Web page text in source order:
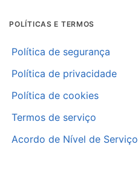
POLÍTICAS E TERMOS
Política de segurança
Política de privacidade
Política de cookies
Termos de serviço
Acordo de Nível de Serviço